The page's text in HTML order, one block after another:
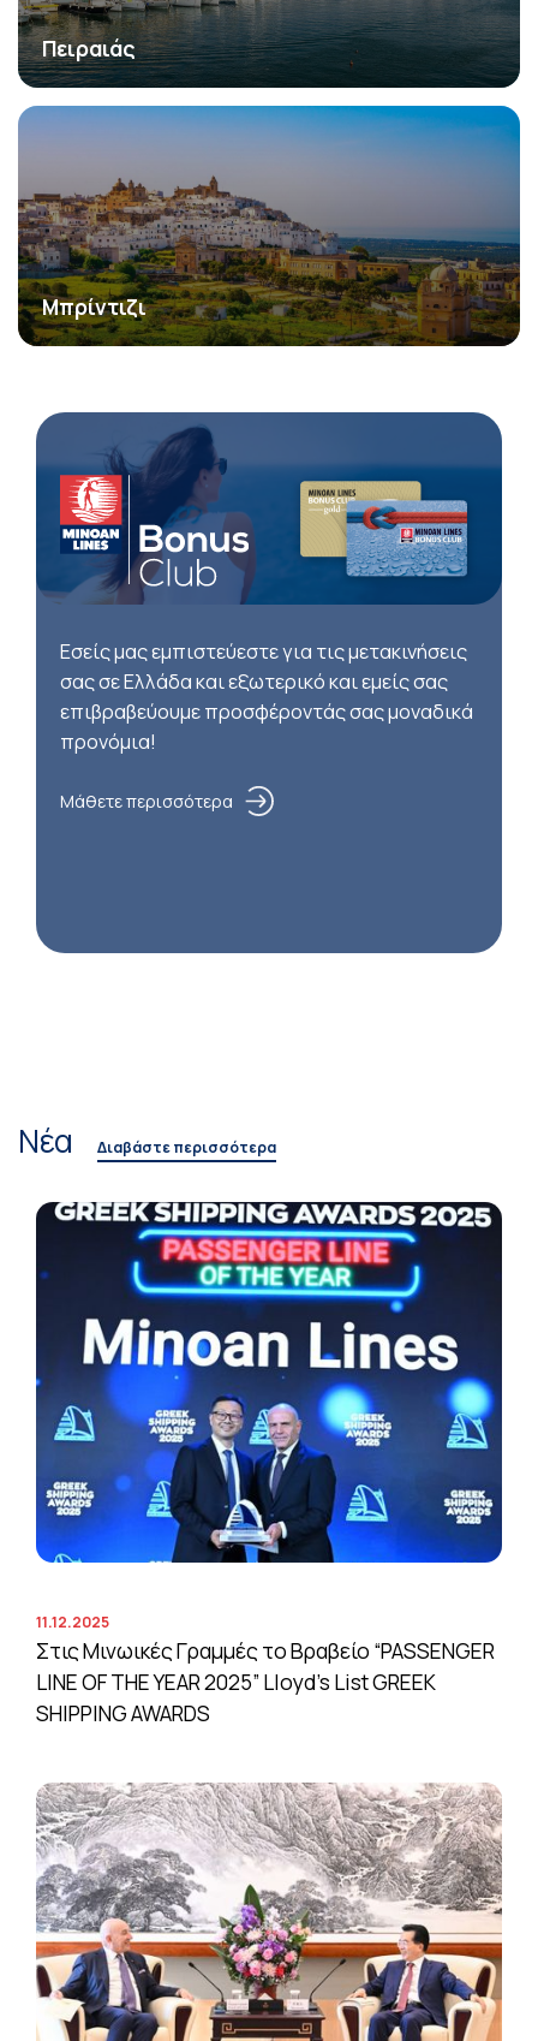
Πειραιάς
Μπρίντιζι
Εσείς μας εμπιστεύεστε για τις μετακινήσεις
σας σε Ελλάδα και εξωτερικό και εμείς σας
επιβραβεύουμε προσφέροντάς σας μοναδικά
προνόμια!
Μάθετε περισσότερα
Νέα Διαβάστε περισσότερα
11.12.2025
Στις Μινωικές Γραμμές το Βραβείο “PASSENGER
LINE OF THE YEAR 2025” Lloyd’s List GREEK
SHIPPING AWARDS